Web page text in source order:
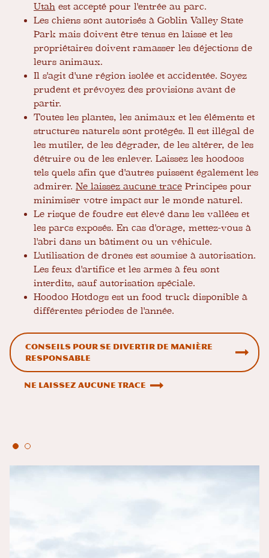
Utah est accepté pour l'entrée au parc.
Les chiens sont autorisés à Goblin Valley State
Park mais doivent être tenus en laisse et les
propriétaires doivent ramasser les déjections de
leurs animaux.
Il s'agit d'une région isolée et accidentée. Soyez
prudent et prévoyez des provisions avant de
partir.
Toutes les plantes, les animaux et les éléments et
structures naturels sont protégés. Il est illégal de
les mutiler, de les dégrader, de les altérer, de les
détruire ou de les enlever. Laissez les hoodoos
tels quels afin que d'autres puissent également les
admirer. Ne laissez aucune trace Principes pour
minimiser votre impact sur le monde naturel.
Le risque de foudre est élevé dans les vallées et
les parcs exposés. En cas d'orage, mettez-vous à
l'abri dans un bâtiment ou un véhicule.
L'utilisation de drones est soumise à autorisation.
Les feux d'artifice et les armes à feu sont
interdits, sauf autorisation spéciale.
Hoodoo Hotdogs est un food truck disponible à
différentes périodes de l'année.
Conseils pour se divertir de manière
responsable
Ne laissez aucune trace